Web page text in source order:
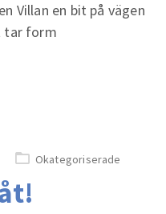
Villan en bit på vägen
tar form
Okategoriserade